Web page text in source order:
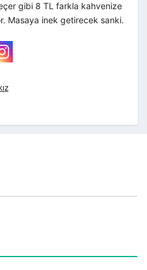
gibi 8 TL farkla kahvenize
Masaya inek getirecek sanki.